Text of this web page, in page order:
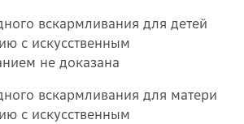
вскармливания для детей
с искусственным
не доказана
вскармливания для матери
с искусственным